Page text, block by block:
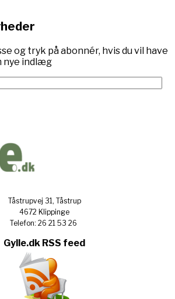
og tryk på abonnér, hvis du vil have
nye indlæg
Tåstrupvej 31, Tåstrup
4672 Klippinge
Telefon: 26 21 53 26
Gylle.dk RSS feed